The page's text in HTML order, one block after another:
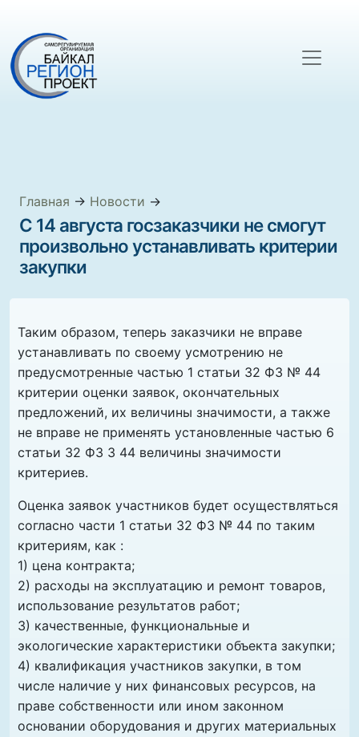
Главная → Новости →
С 14 августа госзаказчики не смогут
произвольно устанавливать критерии
закупки
Таким образом, теперь заказчики не вправе
устанавливать по своему усмотрению не
предусмотренные частью 1 статьи 32 ФЗ № 44
критерии оценки заявок, окончательных
предложений, их величины значимости, а также
не вправе не применять установленные частью 6
статьи 32 ФЗ 3 44 величины значимости
критериев.
Оценка заявок участников будет осуществляться
согласно части 1 статьи 32 ФЗ № 44 по таким
критериям, как :
1) цена контракта;
2) расходы на эксплуатацию и ремонт товаров,
использование результатов работ;
3) качественные, функциональные и
экологические характеристики объекта закупки;
4) квалификация участников закупки, в том
числе наличие у них финансовых ресурсов, на
праве собственности или ином законном
основании оборудования и других материальных